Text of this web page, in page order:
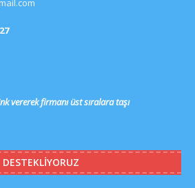
vererek firmanı üst sıralara taşı
DESTEKLIYORUZ